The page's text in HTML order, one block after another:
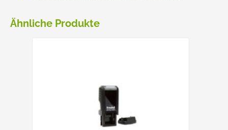
Ähnliche Produkte